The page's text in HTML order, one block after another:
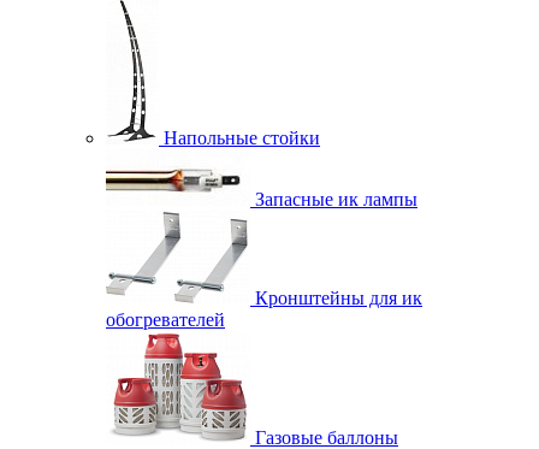
Напольные стойки
Запасные ик лампы
Кронштейны для ик
обогревателей
Газовые баллоны